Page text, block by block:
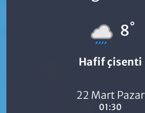
8°
Hafif çisenti
22 Mart Pazar
01:30